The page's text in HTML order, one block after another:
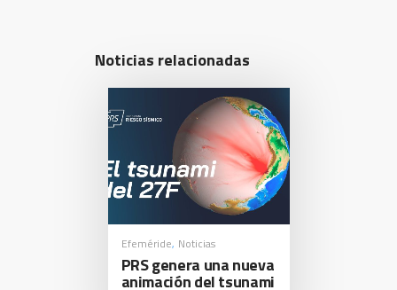
Noticias relacionadas
Efeméride, Noticias
PRS genera una nueva
animación del tsunami